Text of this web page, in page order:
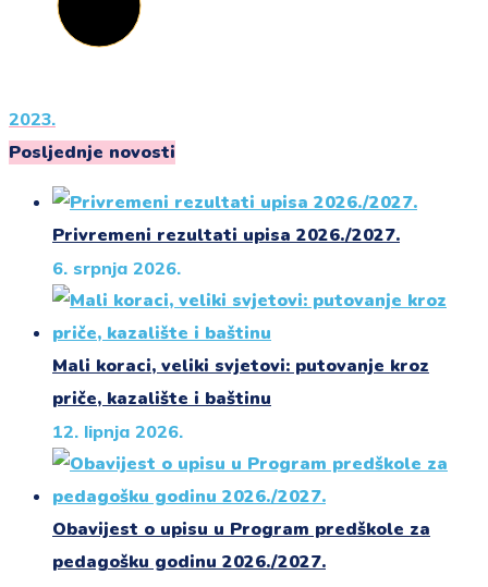
2023.
Posljednje novosti
Privremeni rezultati upisa 2026./2027.
6. srpnja 2026.
Mali koraci, veliki svjetovi: putovanje kroz
priče, kazalište i baštinu
12. lipnja 2026.
Obavijest o upisu u Program predškole za
pedagošku godinu 2026./2027.